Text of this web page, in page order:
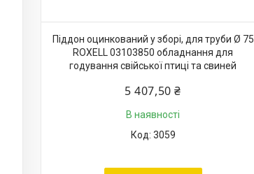
Піддон оцинкований у зборі, для труби Ø 75
ROXELL 03103850 обладнання для
годування свійської птиці та свиней
5 407,50 ₴
В наявності
3059